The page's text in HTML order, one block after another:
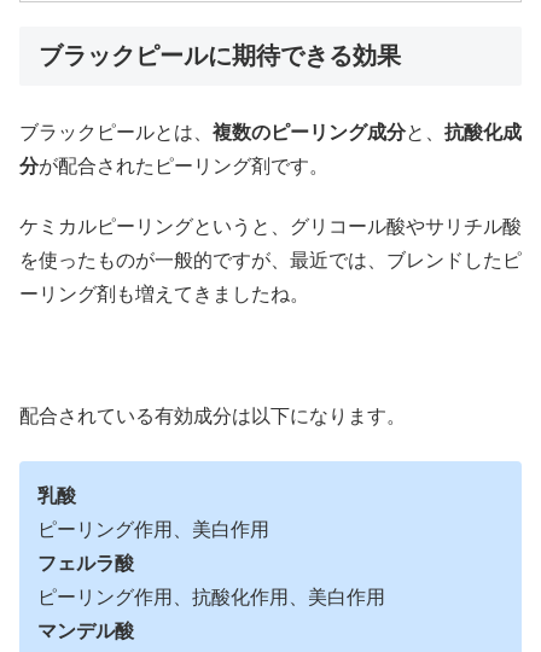
ブラックピールに期待できる効果
ブラックピールとは、 複数のピーリング成分と、 抗酸化成
分が配合されたピーリング剤です。
ケミカルピーリングというと、グリコール酸やサリチル酸
を使ったものが一般的ですが、最近では、ブレンドしたピ
ーリング剤も増えてきましたね。
配合されている有効成分は以下になります。
乳酸
ピーリング作用、美白作用
フェルラ酸
ピーリング作用、抗酸化作用、美白作用
マンデル酸